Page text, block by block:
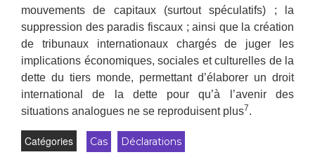
mouvements de capitaux (surtout spéculatifs) ; la
suppression des paradis fiscaux ; ainsi que la création
de tribunaux internationaux chargés de juger les
implications économiques, sociales et culturelles de la
dette du tiers monde, permettant d’élaborer un droit
international de la dette pour qu’à l’avenir des
situations analogues ne se reproduisent plus7.
Catégories Cas Déclarations